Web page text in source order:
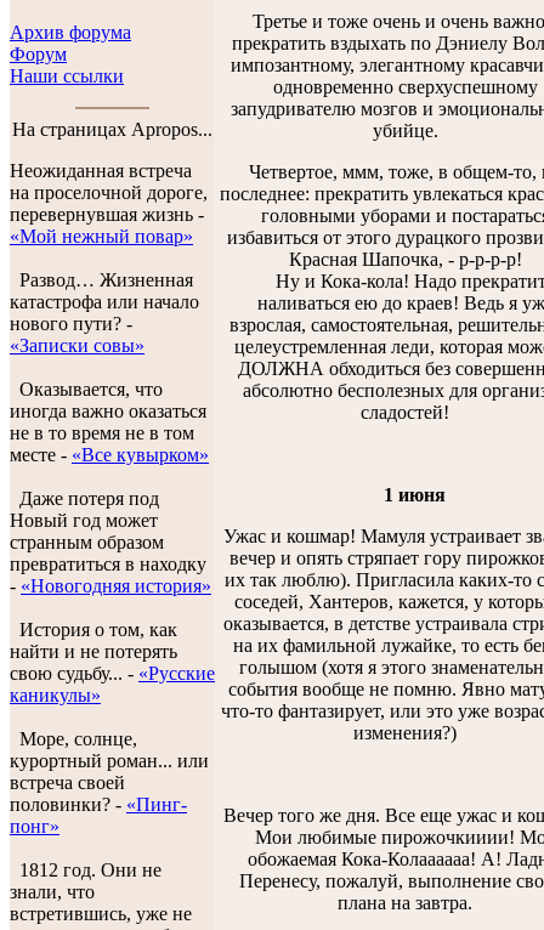
Архив форума
Форум
Наши ссылки
На страницах Apropos...
Неожиданная встреча
на проселочной дороге,
перевернувшая жизнь -
«Мой нежный повар»
Развод… Жизненная
катастрофа или начало
нового пути? -
«Записки совы»
Оказывается, что
иногда важно оказаться
не в то время не в том
месте - «Все кувырком»
Даже потеря под
Новый год может
странным образом
превратиться в находку
- «Новогодняя история»
История о том, как
найти и не потерять
свою судьбу... - «Русские
каникулы»
Море, солнце,
курортный роман... или
встреча своей
половинки? - «Пинг-
понг»
1812 год. Они не
знали, что
встретившись, уже не
Третье и тоже очень и очень
прекратить вздыхать по Дэниелу
импозантному, элегантному
одновременно сверхуспешному
запудривателю мозгов и
убийце.
Четвертое, ммм, тоже, в общем-то,
последнее: прекратить увлекаться
головными уборами и
избавиться от этого дурацкого
Красная Шапочка, - р-р-р-р!
Ну и Кока-кола! Надо
наливаться ею до краев! Ведь я
взрослая, самостоятельная,
целеустремленная леди, которая
ДОЛЖНА обходиться без
абсолютно бесполезных для
сладостей!
1 июня
Ужас и кошмар! Мамуля устраивает
вечер и опять стряпает гору
их так люблю). Пригласила каких-то
соседей, Хантеров, кажется, у
оказывается, в детстве устраивала
на их фамильной лужайке, то есть
голышом (хотя я этого
события вообще не помню. Явно
что-то фантазирует, или это уже
изменения?)
Вечер того же дня. Все еще ужас и
Мои любимые пирожочкииии!
обожаемая Кока-Колаааааа! А!
Перенесу, пожалуй, выполнение
плана на завтра.